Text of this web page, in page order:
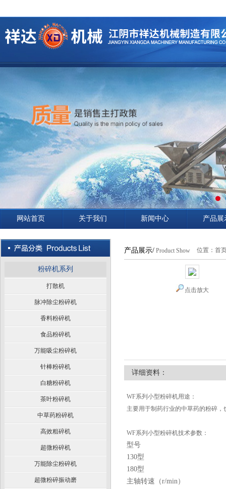
网站首页 关于我们 新闻中心 产品展
粉碎机系列
打散机
脉冲除尘粉碎机
香料粉碎机
食品粉碎机
万能吸尘粉碎机
针棒粉碎机
白糖粉碎机
茶叶粉碎机
中草药粉碎机
高效粗碎机
超微粉碎机
万能除尘粉碎机
超微粉碎振动磨
产品展示/ Product Show 位置： 首
点击放大
详细资料：
WF系列小型粉碎机用途：
主要用于制药行业的中草药的粉碎
WF系列小型粉碎机技术参数：
型号
130型
180型
主轴转速（r/min）